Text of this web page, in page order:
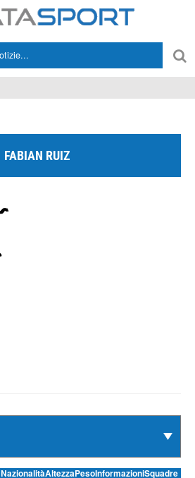
FABIAN RUIZ
NazionalitàAltezzaPesoInformazioniSquadre